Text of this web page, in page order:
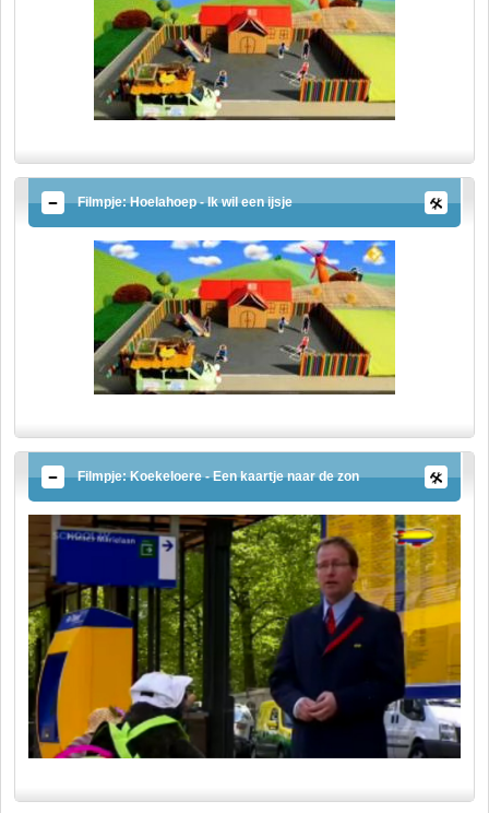
Filmpje: Hoelahoep - Ik wil een ijsje
Filmpje: Koekeloere - Een kaartje naar de zon